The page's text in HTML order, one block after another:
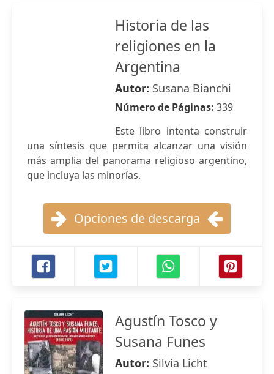
Historia de las
religiones en la
Argentina
Autor: Susana Bianchi
Número de Páginas: 339
Este libro intenta construir
una síntesis que permita alcanzar una visión
más amplia del panorama religioso argentino,
que incluya las minorías.
Opciones de descarga
Agustín Tosco y
Susana Funes
Autor: Silvia Licht